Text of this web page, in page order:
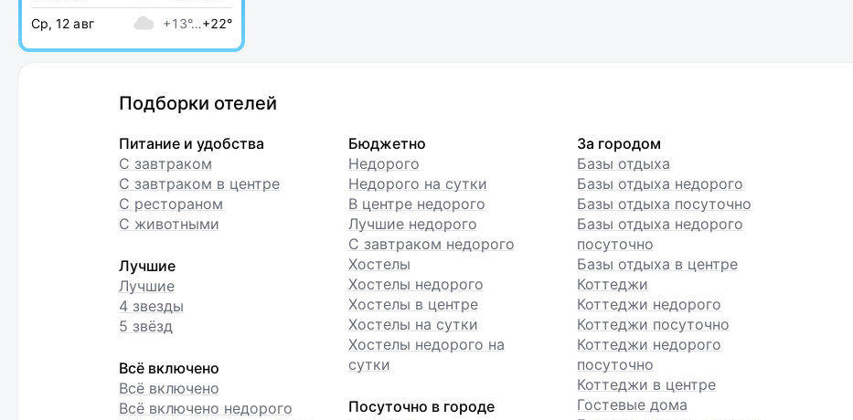
Ср, 12 авг +13°…+22°
Подборки отелей
Питание и удобства
С завтраком
С завтраком в центре
С рестораном
С животными
Лучшие
Лучшие
4 звезды
5 звёзд
Всё включено
Всё включено
Всё включено недорого
Бюджетно
Недорого
Недорого на сутки
В центре недорого
Лучшие недорого
С завтраком недорого
Хостелы
Хостелы недорого
Хостелы в центре
Хостелы на сутки
Хостелы недорого на
сутки
Посуточно в городе
За городом
Базы отдыха
Базы отдыха недорого
Базы отдыха посуточно
Базы отдыха недорого
посуточно
Базы отдыха в центре
Коттеджи
Коттеджи недорого
Коттеджи посуточно
Коттеджи недорого
посуточно
Коттеджи в центре
Гостевые дома